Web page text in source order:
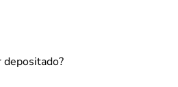
depositado?